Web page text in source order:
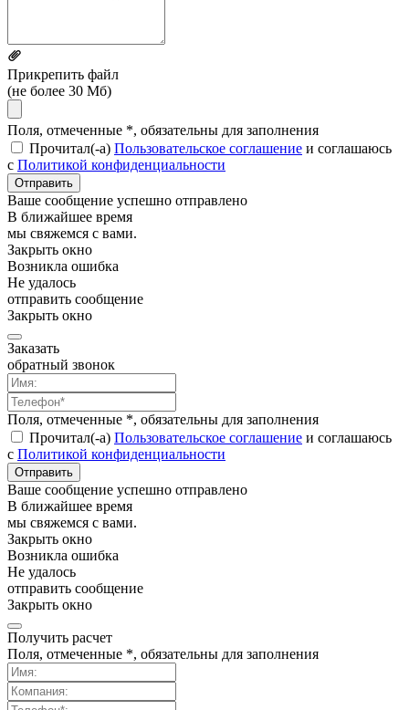
Прикрепить файл
(не более 30 Мб)
Поля, отмеченные *, обязательны для заполнения
Прочитал(-а) Пользовательское соглашение и соглашаюсь
с Политикой конфиденциальности
Отправить
Ваше сообщение успешно отправлено
В ближайшее время
мы свяжемся с вами.
Закрыть окно
Возникла ошибка
Не удалось
отправить сообщение
Закрыть окно
Заказать
обратный звонок
Поля, отмеченные *, обязательны для заполнения
Прочитал(-а) Пользовательское соглашение и соглашаюсь
с Политикой конфиденциальности
Отправить
Ваше сообщение успешно отправлено
В ближайшее время
мы свяжемся с вами.
Закрыть окно
Возникла ошибка
Не удалось
отправить сообщение
Закрыть окно
Получить расчет
Поля, отмеченные *, обязательны для заполнения